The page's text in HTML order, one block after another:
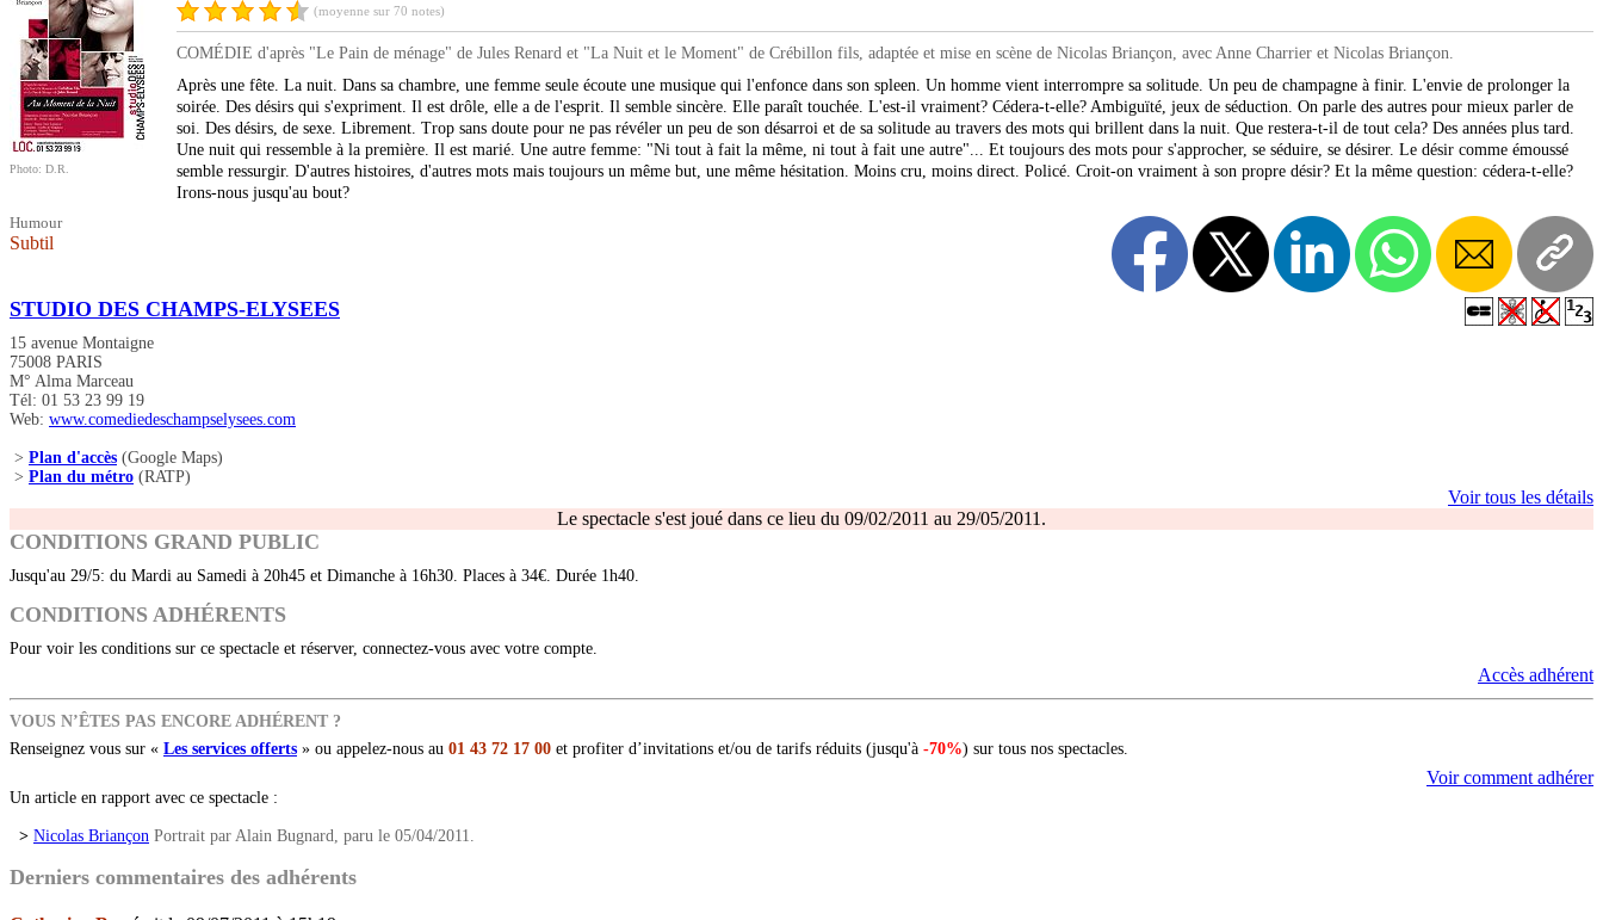
Photo: D.R.
Humour
Subtil
(moyenne sur 70 notes)
COMÉDIE d'après "Le Pain de ménage" de Jules Renard et "La Nuit et le Moment" de Crébillon fils, adaptée et mise en scène de Nicolas Briançon, avec Anne Charrier et Nicolas Briançon.
Après une fête. La nuit. Dans sa chambre, une femme seule écoute une musique qui l'enfonce dans son spleen. Un homme vient interrompre sa solitude. Un peu de champagne à finir. L'envie de prolonger la
soirée. Des désirs qui s'expriment. Il est drôle, elle a de l'esprit. Il semble sincère. Elle paraît touchée. L'est-il vraiment? Cédera-t-elle? Ambiguïté, jeux de séduction. On parle des autres pour mieux parler de
soi. Des désirs, de sexe. Librement. Trop sans doute pour ne pas révéler un peu de son désarroi et de sa solitude au travers des mots qui brillent dans la nuit. Que restera-t-il de tout cela? Des années plus tard.
Une nuit qui ressemble à la première. Il est marié. Une autre femme: "Ni tout à fait la même, ni tout à fait une autre"... Et toujours des mots pour s'approcher, se séduire, se désirer. Le désir comme émoussé
semble ressurgir. D'autres histoires, d'autres mots mais toujours un même but, une même hésitation. Moins cru, moins direct. Policé. Croit-on vraiment à son propre désir? Et la même question: cédera-t-elle?
Irons-nous jusqu'au bout?
STUDIO DES CHAMPS-ELYSEES
15 avenue Montaigne
75008 PARIS
M° Alma Marceau
Tél: 01 53 23 99 19
Web: www.comediedeschampselysees.com
> Plan d'accès (Google Maps)
> Plan du métro (RATP)
Voir tous les détails
Le spectacle s'est joué dans ce lieu du 09/02/2011 au 29/05/2011.
CONDITIONS GRAND PUBLIC
Jusqu'au 29/5: du Mardi au Samedi à 20h45 et Dimanche à 16h30. Places à 34€. Durée 1h40.
CONDITIONS ADHÉRENTS
Pour voir les conditions sur ce spectacle et réserver, connectez-vous avec votre compte.
Accès adhérent
VOUS N’ÊTES PAS ENCORE ADHÉRENT ?
Renseignez vous sur « Les services offerts » ou appelez-nous au 01 43 72 17 00 et profiter d’invitations et/ou de tarifs réduits (jusqu'à -70%) sur tous nos spectacles.
Voir comment adhérer
Un article en rapport avec ce spectacle :
> Nicolas Briançon Portrait par Alain Bugnard, paru le 05/04/2011.
Derniers commentaires des adhérents